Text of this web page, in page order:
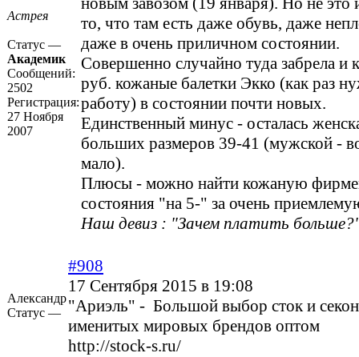
Астрея
Статус —
Академик
Сообщений:
2502
Регистрация:
27 Ноября
2007
то, что там есть даже обувь, даже
даже в очень приличном состоянии.
Совершенно случайно туда забрела и
руб. кожаные балетки Экко (как раз
работу) в состоянии почти новых.
Единственный минус - осталась
больших размеров 39-41 (мужской -
мало).
Плюсы - можно найти кожаную
состояния "на 5-" за очень
Наш девиз : "Зачем платить
Александр
Статус —
#908
17 Сентября 2015 в 19:08
"Ариэль" - Большой выбор сток и
именитых мировых брендов оптом
http://stock-s.ru/